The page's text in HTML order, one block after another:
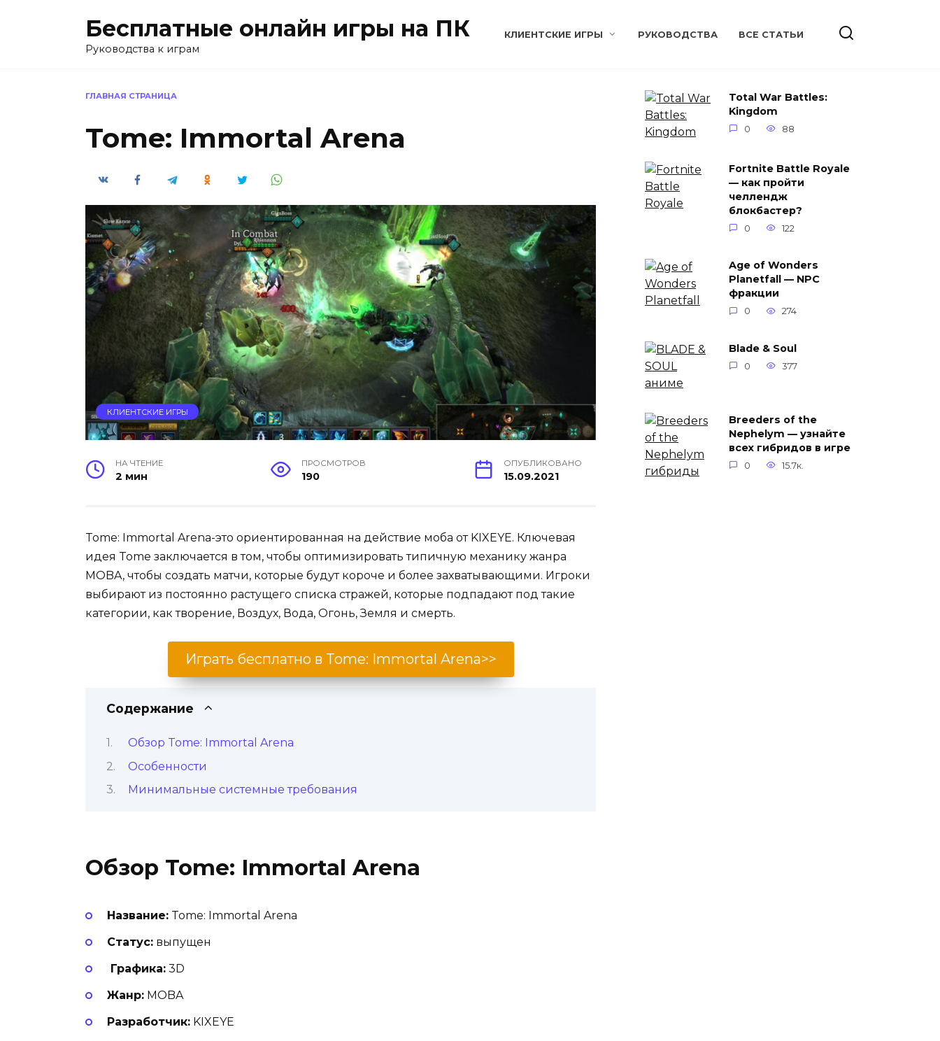
Бесплатные онлайн игры на ПК
Руководства к играм
КЛИЕНТСКИЕ ИГРЫ РУКОВОДСТВА ВСЕ СТАТЬИ
ГЛАВНАЯ СТРАНИЦА
Tome: Immortal Arena
КЛИЕНТСКИЕ ИГРЫ
НА ЧТЕНИЕ
2 мин
ПРОСМОТРОВ
190
ОПУБЛИКОВАНО
15.09.2021
Tome: Immortal Arena-это ориентированная на действие моба от KIXEYE. Ключевая
идея Tome заключается в том, чтобы оптимизировать типичную механику жанра
MOBA, чтобы создать матчи, которые будут короче и более захватывающими. Игроки
выбирают из постоянно растущего списка стражей, которые подпадают под такие
категории, как творение, Воздух, Вода, Огонь, Земля и смерть.
Играть бесплатно в Tome: Immortal Arena>>
Содержание
Обзор Tome: Immortal Arena
Особенности
Минимальные системные требования
Обзор Tome: Immortal Arena
Название:Tome: Immortal Arena
Статус:выпущен
Графика:3D
Жанр:MOBA
Разработчик:KIXEYE
Total War Battles:
Kingdom
0 88
Fortnite Battle Royale
— как пройти
челлендж
блокбастер?
0 122
Age of Wonders
Planetfall — NPC
фракции
0 274
Blade & Soul
0 377
Breeders of the
Nephelym — узнайте
всех гибридов в игре
0 15.7к.